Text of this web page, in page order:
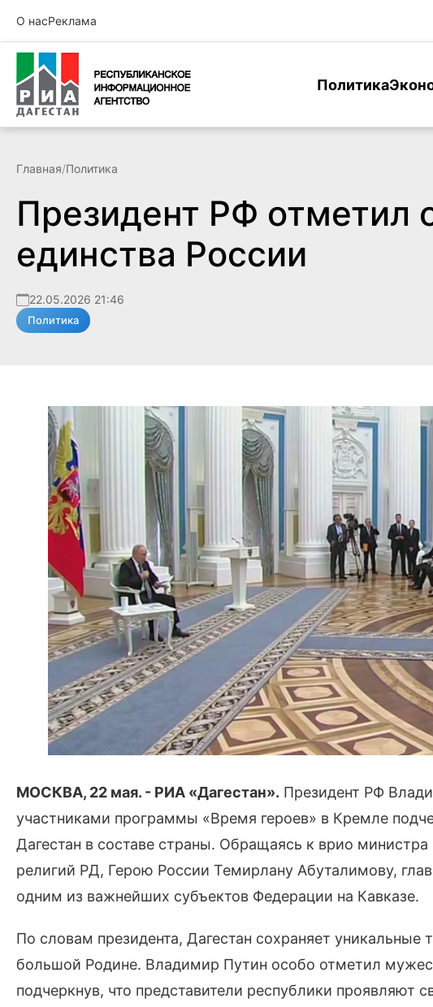
О насРеклама
Политика
Главная/Политика
Президент РФ отметил
единства России
22.05.2026 21:46
Политика
МОСКВА, 22 мая. - РИА «Дагестан». Президент РФ
участниками программы «Время героев» в Кремле
Дагестан в составе страны. Обращаясь к врио
религий РД, Герою России Темирлану Абуталимову,
одним из важнейших субъектов Федерации на Кавказе.
По словам президента, Дагестан сохраняет уникальные
большой Родине. Владимир Путин особо отметил
подчеркнув, что представители республики проявляют